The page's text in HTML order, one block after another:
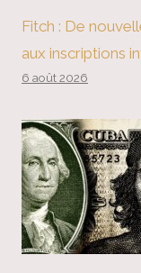
Fitch : De
aux inscriptions
6 août 2026